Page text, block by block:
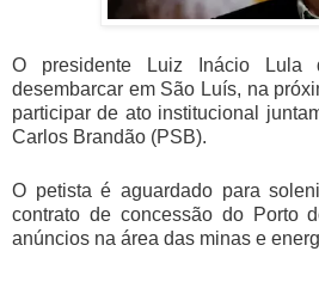
O presidente Luiz Inácio Lula
desembarcar em São Luís, na
participar de ato institucional
Carlos Brandão (PSB).
O petista é aguardado para
contrato de concessão do Porto
anúncios na área das minas e